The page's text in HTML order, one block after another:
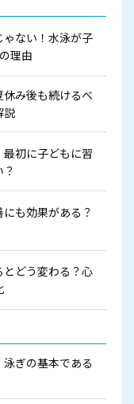
ない！水泳が子
理由
み後も続けるべ
説
初に子どもに習
も効果がある？
どう変わる？心
泳ぎの基本である